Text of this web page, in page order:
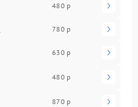
480 р
780 р
630 р
480 р
870 р